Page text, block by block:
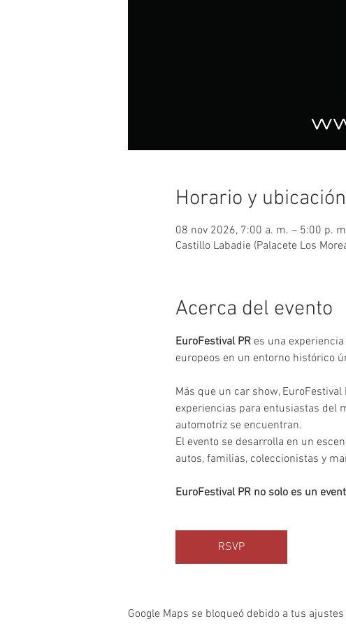
Horario y ubicación
08 nov 2026, 7:00 a. m. – 5:00 p.
Castillo Labadie (Palacete Los
Acerca del evento
EuroFestival PR es una experiencia
europeos en un entorno histórico
Más que un car show,
experiencias para entusiastas del
automotriz se encuentran.
El evento se desarrolla en un
autos, familias, coleccionistas y
EuroFestival PR no solo es un
RSVP
Google Maps se bloqueó debido a tus